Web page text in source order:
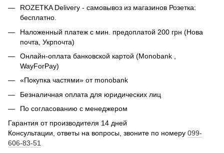
ROZETKA Delivery - самовывоз из магазинов Розетка:
бесплатно.
Наложенный платеж с мин. предоплатой 200 грн (Нова
почта, Укрпочта)
Онлайн-оплата банковской картой (Monobank ,
WayForPay)
«Покупка частями» от monobank
Безналичная оплата для юридических лиц
По согласованию с менеджером
Гарантия от производителя 14 дней
Консультации, ответы на вопросы, звоните по номеру 099-
606-83-51